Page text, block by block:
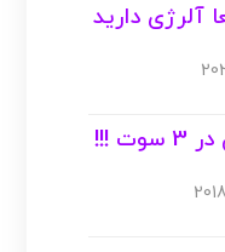
آلرژی دارید
افزایش وزن در 3 سوت !!!